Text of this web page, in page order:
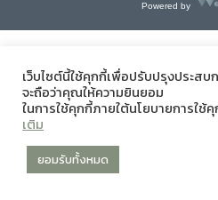
Powered by
เว็บไซต์นี้ใช้คุกกี้เพื่อปรับปรุงประสบ
จะถือว่าคุณให้ความยินยอม
ในการใช้คุกกี้ภายใต้นโยบายการใช้คุ
เติม
ยอมรับทั้งหมด